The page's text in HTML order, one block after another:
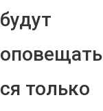
будут
оповещать
ся только